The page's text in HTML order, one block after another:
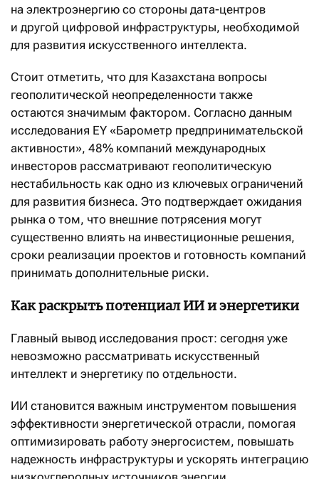
на электроэнергию со стороны дата-центров
и другой цифровой инфраструктуры, необходимой
для развития искусственного интеллекта.
Стоит отметить, что для Казахстана вопросы
геополитической неопределенности также
остаются значимым фактором. Согласно данным
исследования EY «Барометр предпринимательской
активности», 48% компаний международных
инвесторов рассматривают геополитическую
нестабильность как одно из ключевых ограничений
для развития бизнеса. Это подтверждает ожидания
рынка о том, что внешние потрясения могут
существенно влиять на инвестиционные решения,
сроки реализации проектов и готовность компаний
принимать дополнительные риски.
Как раскрыть потенциал ИИ и энергетики
Главный вывод исследования прост: сегодня уже
невозможно рассматривать искусственный
интеллект и энергетику по отдельности.
ИИ становится важным инструментом повышения
эффективности энергетической отрасли, помогая
оптимизировать работу энергосистем, повышать
надежность инфраструктуры и ускорять интеграцию